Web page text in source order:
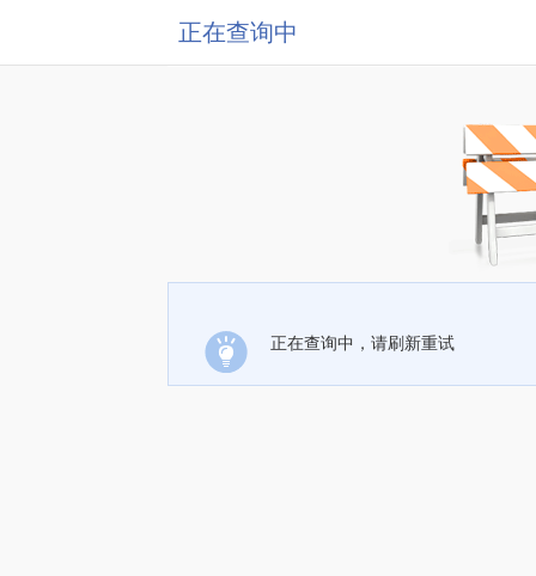
正在查询中
正在查询中，请刷新重试